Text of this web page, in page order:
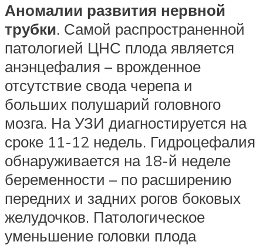
Аномалии развития нервной
трубки. Самой распространенной
патологией ЦНС плода является
анэнцефалия – врожденное
отсутствие свода черепа и
больших полушарий головного
мозга. На УЗИ диагностируется на
сроке 11-12 недель. Гидроцефалия
обнаруживается на 18-й неделе
беременности – по расширению
передних и задних рогов боковых
желудочков. Патологическое
уменьшение головки плода